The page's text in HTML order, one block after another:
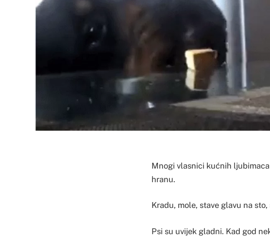
​Mnogi vlasnici kućnih
hranu.
Kradu, mole, stave glavu na
Psi su uvijek gladni. Kad god